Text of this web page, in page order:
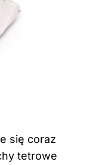
się coraz
tetrowe